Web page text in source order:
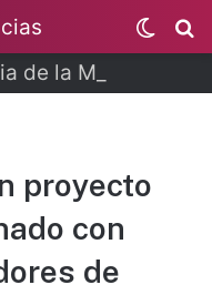
Switch
skin
proyecto
con
de